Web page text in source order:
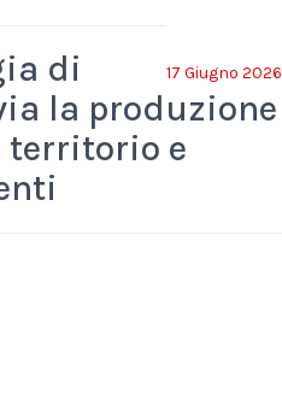
17 Giugno 2026
di
la produzione
e